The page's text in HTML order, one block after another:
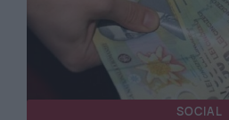
SOCIAL